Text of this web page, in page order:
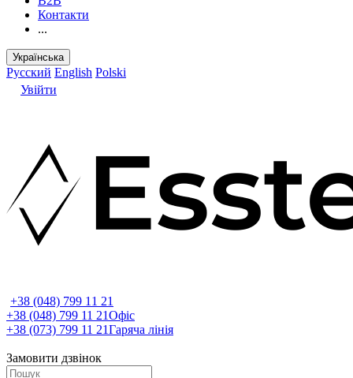
Контакти
...
Українська
Русский English Polski
Увійти
+38 (048) 799 11 21
+38 (048) 799 11 21Офіс
+38 (073) 799 11 21Гаряча лінія
Замовити дзвінок